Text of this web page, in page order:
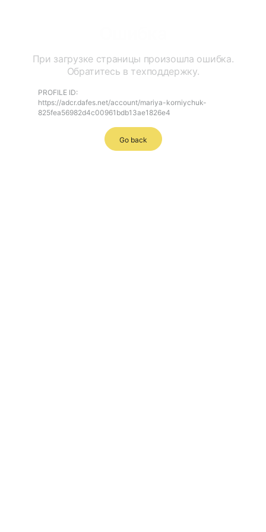
При загрузке страницы произошла ошибка.
Обратитесь в техподдержку.
PROFILE ID:
https://adcr.dafes.net/account/mariya-korniychuk-
825fea56982d4c00961bdb13ae1826e4
Go back